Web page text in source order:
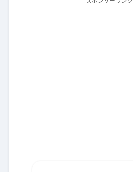
スポンサーリンク